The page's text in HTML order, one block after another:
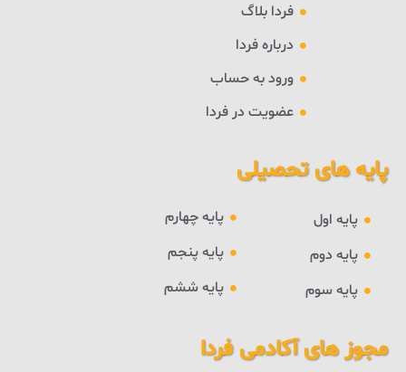
فردا بلاگ
درباره فردا
ورود به حساب
عضویت در فردا
پایه های تحصیلی
پایه اول
پایه دوم
پایه سوم
پایه چهارم
پایه پنجم
پایه ششم
مجوز های آکادمی فردا